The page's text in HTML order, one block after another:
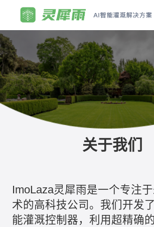
关于我们
ImoLaza灵犀雨是一个专注
术的高科技公司。我们开发
能灌溉控制器，利用超精确